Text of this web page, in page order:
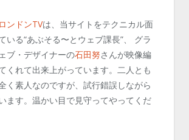
ンドンTVは、当サイトをテクニカル面
いる“あぶそる〜とウェブ課長”、 グラ
ブ・デザイナーの石田努さんが映像編
くれて出来上がっています。二人とも
く素人なのですが、試行錯誤しながら
ます。温かい目で見守ってやってくだ